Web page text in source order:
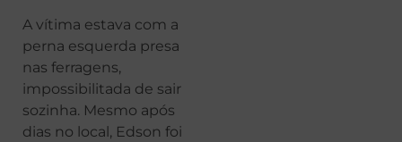
A vítima estava com a
perna esquerda presa
nas ferragens,
impossibilitada de sair
sozinha. Mesmo após
dias no local, Edson foi